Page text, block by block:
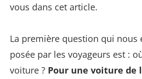
vous dans cet article.
La première question qui nous
posée par les voyageurs est :
voiture ? Pour une voiture de